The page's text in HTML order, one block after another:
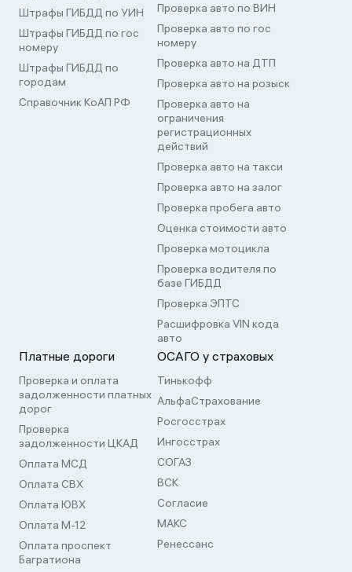
Штрафы ГИБДД по УИН
Штрафы ГИБДД по гос
номеру
Штрафы ГИБДД по
городам
Справочник КоАП РФ
Проверка авто по ВИН
Проверка авто по гос
номеру
Проверка авто на ДТП
Проверка авто на розыск
Проверка авто на
ограничения
регистрационных
действий
Проверка авто на такси
Проверка авто на залог
Проверка пробега авто
Оценка стоимости авто
Проверка мотоцикла
Проверка водителя по
базе ГИБДД
Проверка ЭПТС
Расшифровка VIN кода
авто
Платные дороги
Проверка и оплата
задолженности платных
дорог
Проверка
задолженности ЦКАД
Оплата МСД
Оплата СВХ
Оплата ЮВХ
Оплата М-12
Оплата проспект
Багратиона
ОСАГО у страховых
Тинькофф
АльфаСтрахование
Росгосстрах
Ингосстрах
СОГАЗ
ВСК
Согласие
МАКС
Ренессанс